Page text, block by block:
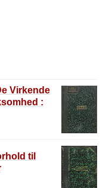
Virkende
:
til